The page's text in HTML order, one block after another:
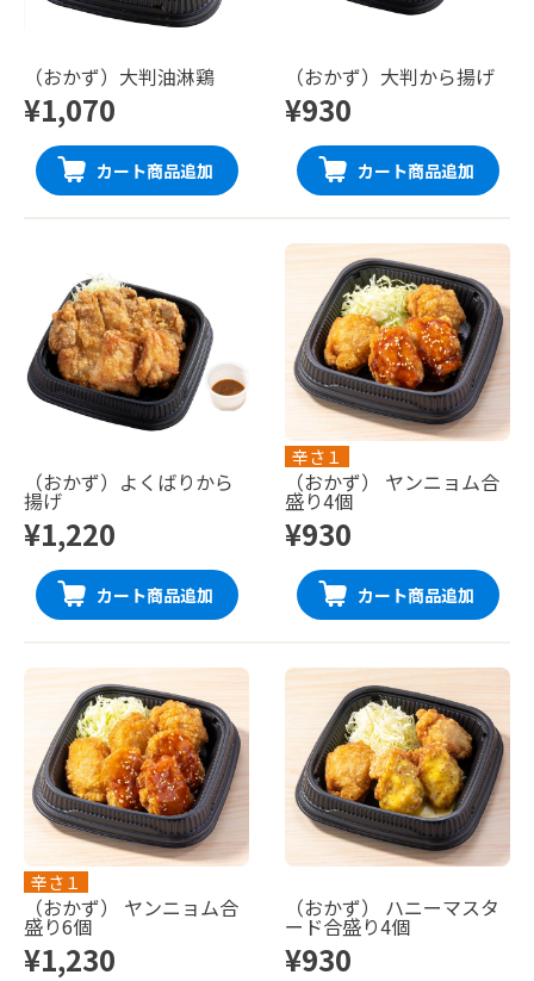
（おかず）大判油淋鶏
¥1,070
カート商品追加
（おかず）大判から揚げ
¥930
カート商品追加
（おかず）よくばりから
揚げ
¥1,220
カート商品追加
辛さ１
（おかず） ヤンニョム合
盛り4個
¥930
カート商品追加
辛さ１
（おかず） ヤンニョム合
盛り6個
¥1,230
（おかず） ハニーマスタ
ード合盛り4個
¥930